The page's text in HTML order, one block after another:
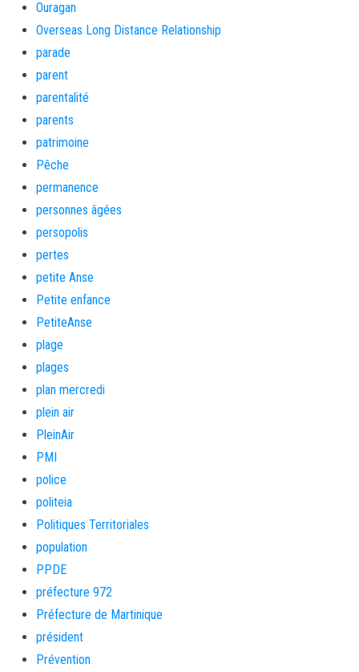
Ouragan
Overseas Long Distance Relationship
parade
parent
parentalité
parents
patrimoine
Pêche
permanence
personnes âgées
persopolis
pertes
petite Anse
Petite enfance
PetiteAnse
plage
plages
plan mercredi
plein air
PleinAir
PMI
police
politeia
Politiques Territoriales
population
PPDE
préfecture 972
Préfecture de Martinique
président
Prévention